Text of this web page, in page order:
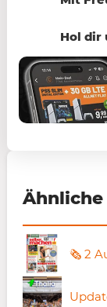
Hol dir
Ähnliche